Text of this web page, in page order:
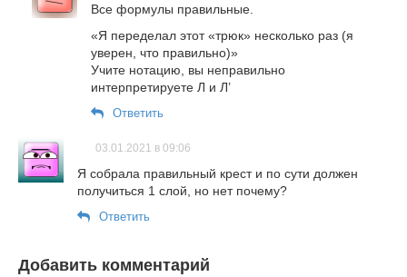
Все формулы правильные.
«Я переделал этот «трюк» несколько раз (я
уверен, что правильно)»
Учите нотацию, вы неправильно
интерпретируете Л и Л’
Ответить
03.01.2021 в 09:06
Я собрала правильный крест и по сути должен
получиться 1 слой, но нет почему?
Ответить
Добавить комментарий